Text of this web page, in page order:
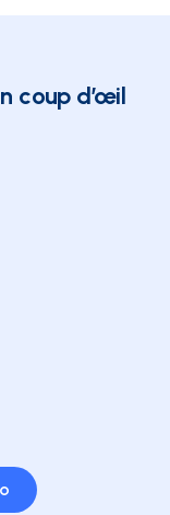
coup d’œil